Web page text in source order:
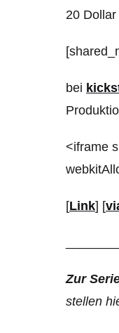
20
bei
<iframe
[Link] [
Zur
stellen